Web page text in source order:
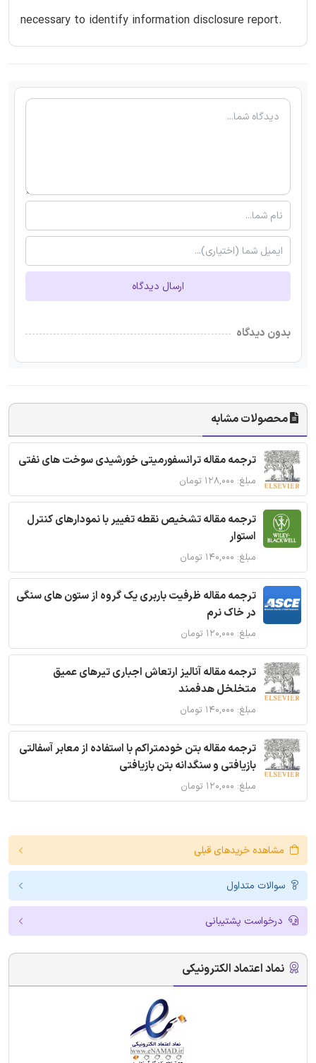
necessary to identify information disclosure report.
ارسال دیدگاه
بدون دیدگاه
محصولات مشابه
ترجمه مقاله ترانسفورمیتی خورشیدی سوخت های نفتی
مبلغ: ۱۲۸,۰۰۰ تومان
ترجمه مقاله تشخیص نقطه تغییر با نمودارهای کنترل
استوار
مبلغ: ۱۴۰,۰۰۰ تومان
ترجمه مقاله ظرفیت باربری یک گروه از ستون های سنگی
در خاک نرم
مبلغ: ۱۲۰,۰۰۰ تومان
ترجمه مقاله آنالیز ارتعاش اجباری تیرهای عمیق
متخلخل هدفمند
مبلغ: ۱۴۰,۰۰۰ تومان
ترجمه مقاله بتن خودمتراکم با استفاده از معابر آسفالتی
بازیافتی و سنگدانه بتن بازیافتی
مبلغ: ۱۲۰,۰۰۰ تومان
مشاهده خریدهای قبلی
سوالات متداول
درخواست پشتیبانی
نماد اعتماد الکترونیکی